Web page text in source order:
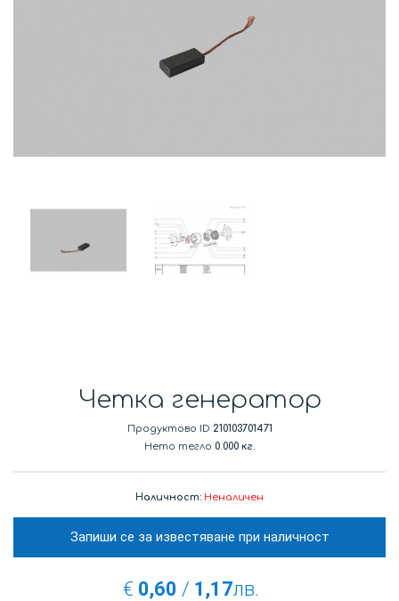
Четка генератор
Продуктово ID 210103701471
Нето тегло 0.000 кг.
Наличност: Неналичен
Запиши се за известяване при наличност
€ 0,60 / 1,17лв.